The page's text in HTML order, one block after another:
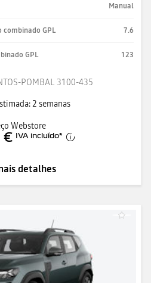
Manual
combinado GPL 7.6
GPL 123
POMBAL 3100-435
2 semanas
Webstore
€ IVA incluído*
detalhes